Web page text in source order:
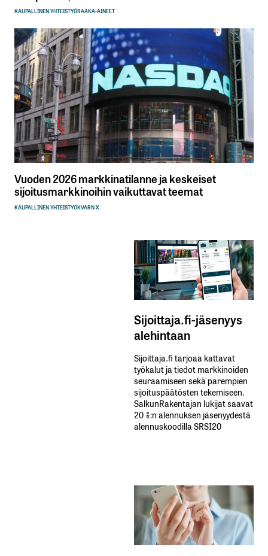
KAUPALLINEN YHTEISTYÖRAAKA-AINEET
Vuoden 2026 markkinatilanne ja keskeiset
sijoitusmarkkinoihin vaikuttavat teemat
KAUPALLINEN YHTEISTYÖKVARN X
Sijoittaja.fi-jäsenyys
alehintaan
Sijoittaja.fi tarjoaa kattavat
työkalut ja tiedot markkinoiden
seuraamiseen sekä parempien
sijoituspäätösten tekemiseen.
SalkunRakentajan lukijat saavat
20 %:n alennuksen jäsenyydestä
alennuskoodilla SRSI20